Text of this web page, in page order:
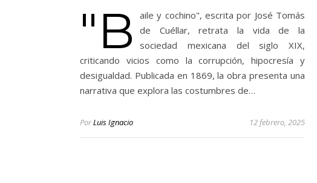
"B
aile y cochino", escrita por José Tomás
de Cuéllar, retrata la vida de la
sociedad mexicana del siglo XIX,
criticando vicios como la corrupción, hipocresía y
desigualdad. Publicada en 1869, la obra presenta una
narrativa que explora las costumbres de…
PorLuis Ignacio 12 febrero, 2025